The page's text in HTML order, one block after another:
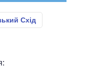
Схід